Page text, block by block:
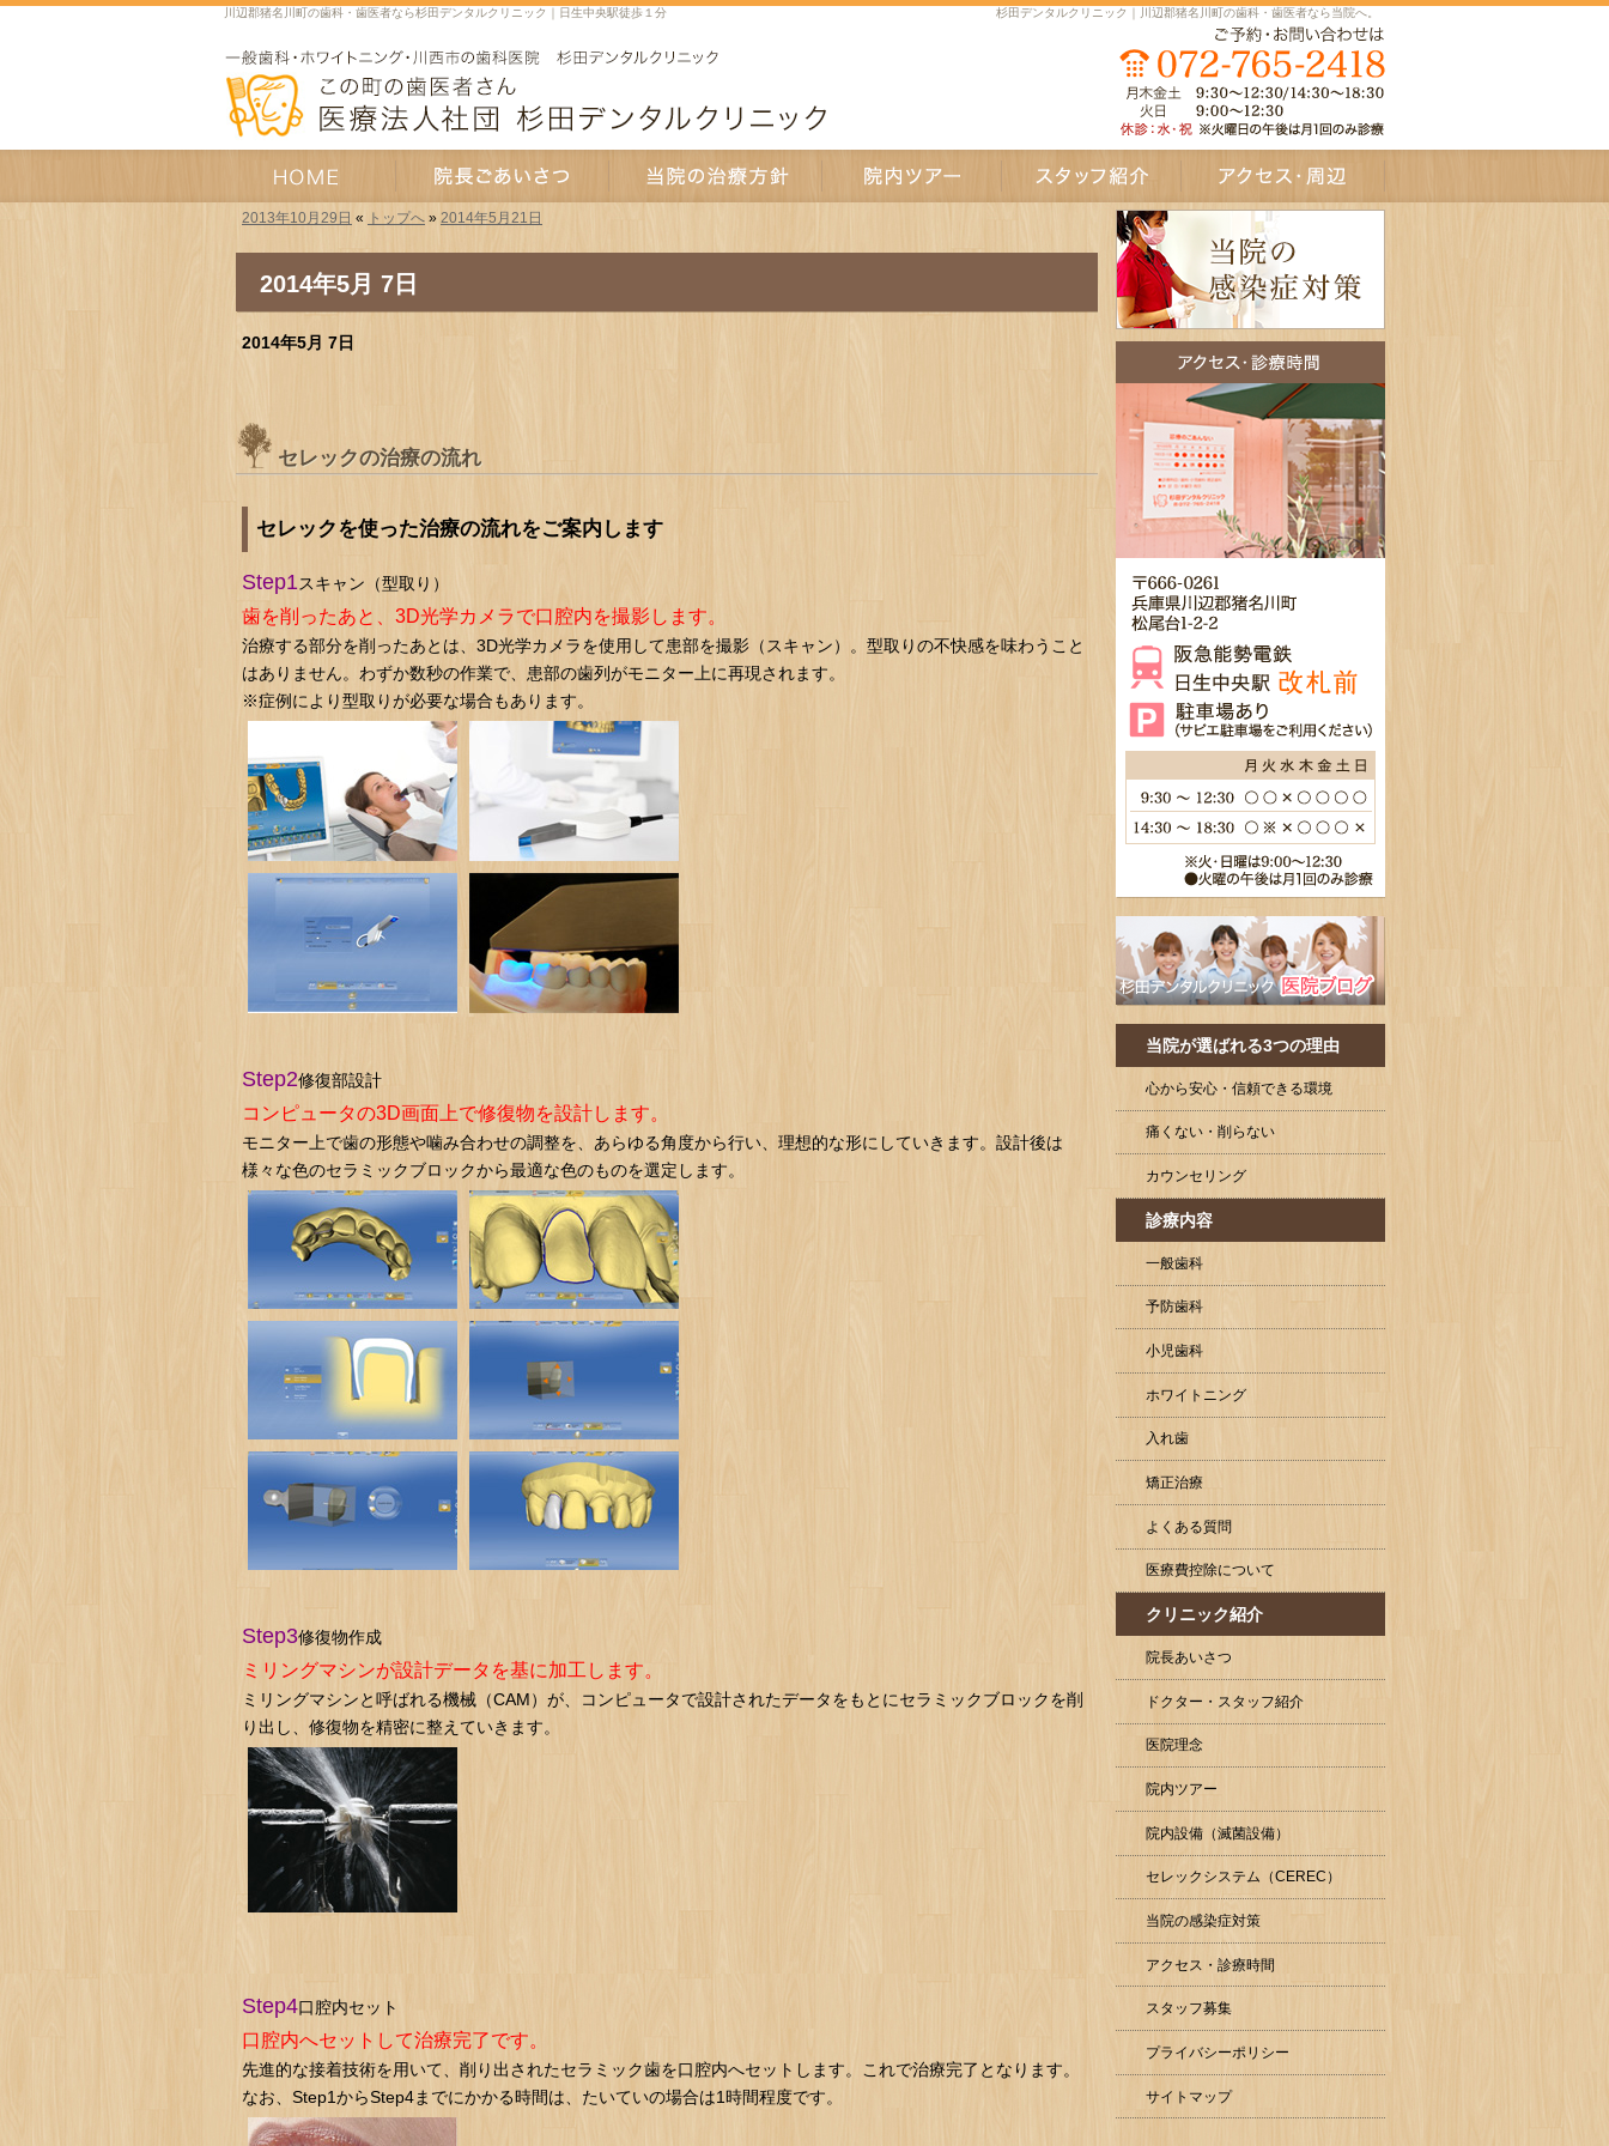
2014年5月 7日
杉田デンタルクリニック｜川辺郡猪名川町の歯科・歯医者なら当院へ。
川辺郡猪名川町の歯科・歯医者なら杉田デンタルクリニック｜日生中央駅徒歩１分
2013年10月29日 « トップへ » 2014年5月21日
2014年5月 7日
セレックの治療の流れ
セレックを使った治療の流れをご案内します
Step1スキャン（型取り）
歯を削ったあと、3D光学カメラで口腔内を撮影します。
治療する部分を削ったあとは、3D光学カメラを使用して患部を撮影（スキャン）。型取りの不快感を味わうこと
はありません。わずか数秒の作業で、患部の歯列がモニター上に再現されます。
※症例により型取りが必要な場合もあります。
Step2修復部設計
コンピュータの3D画面上で修復物を設計します。
モニター上で歯の形態や噛み合わせの調整を、あらゆる角度から行い、理想的な形にしていきます。設計後は
様々な色のセラミックブロックから最適な色のものを選定します。
Step3修復物作成
ミリングマシンが設計データを基に加工します。
ミリングマシンと呼ばれる機械（CAM）が、コンピュータで設計されたデータをもとにセラミックブロックを削
り出し、修復物を精密に整えていきます。
Step4口腔内セット
口腔内へセットして治療完了です。
先進的な接着技術を用いて、削り出されたセラミック歯を口腔内へセットします。これで治療完了となります。
なお、Step1からStep4までにかかる時間は、たいていの場合は1時間程度です。
当院が選ばれる3つの理由
心から安心・信頼できる環境
痛くない・削らない
カウンセリング
診療内容
一般歯科
予防歯科
小児歯科
ホワイトニング
入れ歯
矯正治療
よくある質問
医療費控除について
クリニック紹介
院長あいさつ
ドクター・スタッフ紹介
医院理念
院内ツアー
院内設備（滅菌設備）
セレックシステム（CEREC）
当院の感染症対策
アクセス・診療時間
スタッフ募集
プライバシーポリシー
サイトマップ
アクセス・周辺